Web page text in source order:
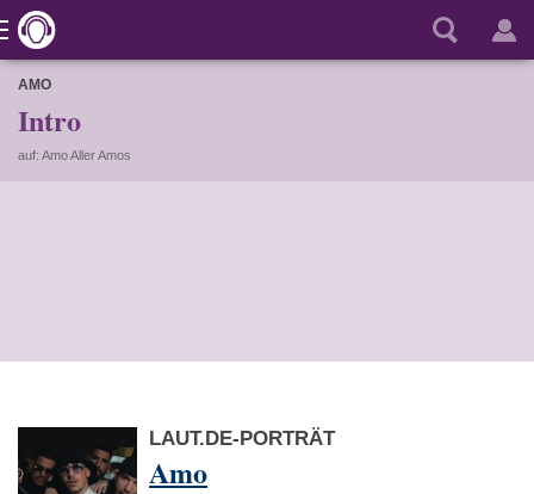
AMO
Intro
auf: Amo Aller Amos
LAUT.DE-PORTRÄT
Amo